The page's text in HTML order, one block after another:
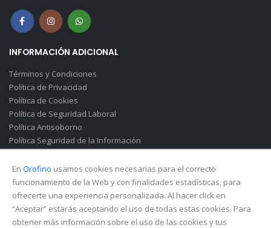
INFORMACIÓN ADICIONAL
Términos y Condiciones
Política de Privacidad
Política de Cookies
Política de Seguridad Laboral
Política Antisoborno
Política Seguridad de la Información
Canal de Denuncias(Soborno)
En Orofino usamos cookies necesarias para el correcto
funcionamiento de la Web y con finalidades estadísticas, para
ofrecerte una experiencia personalizada. Al hacer click en
“Aceptar” estarás aceptando el uso de todas estas cookies. Para
obtener más información sobre el uso de las cookies y tus